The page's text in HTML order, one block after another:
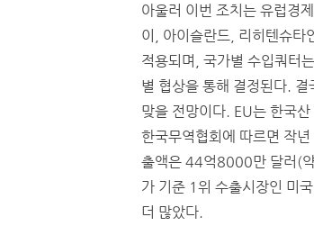
아울러 이번 조치는 유럽경
이, 아이슬란드, 리히텐슈타
적용되며, 국가별 수입쿼터
별 협상을 통해 결정된다.
맞을 전망이다. EU는 한국
한국무역협회에 따르면 작
출액은 44억8000만 달러(
가 기준 1위 수출시장인 미
더 많았다.